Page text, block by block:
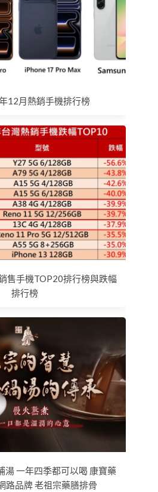
12月熱銷手機排行榜
售手機TOP20排行榜與跌幅
排行榜
湯 一年四季都可以喝 康寶藥
路品牌 老祖宗藥膳排骨